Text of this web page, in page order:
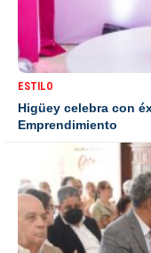
ESTILO
Higüey celebra con
Emprendimiento